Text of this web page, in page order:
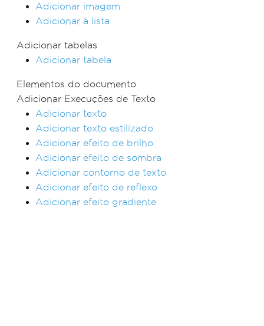
Adicionar imagem
Adicionar à lista
Adicionar tabelas
Adicionar tabela
Elementos do documento
Adicionar Execuções de Texto
Adicionar texto
Adicionar texto estilizado
Adicionar efeito de brilho
Adicionar efeito de sombra
Adicionar contorno de texto
Adicionar efeito de reflexo
Adicionar efeito gradiente